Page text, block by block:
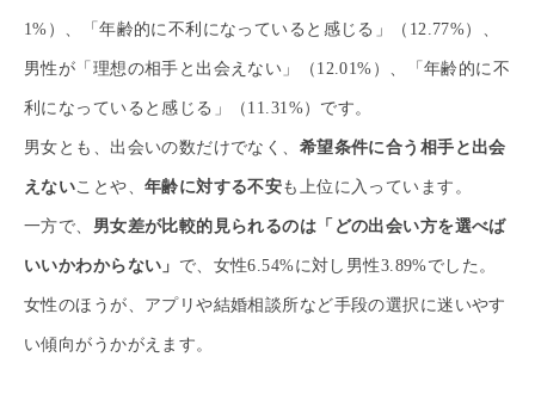
1%）、「年齢的に不利になっていると感じる」（12.77%）、
男性が「理想の相手と出会えない」（12.01%）、「年齢的に不
利になっていると感じる」（11.31%）です。
男女とも、出会いの数だけでなく、 希望条件に合う相手と出会
えないことや、 年齢に対する不安も上位に入っています。
一方で、 男女差が比較的見られるのは「どの出会い方を選べば
いいかわからない」 で、女性6.54%に対し男性3.89%でした。
女性のほうが、アプリや結婚相談所など手段の選択に迷いやす
い傾向がうかがえます。